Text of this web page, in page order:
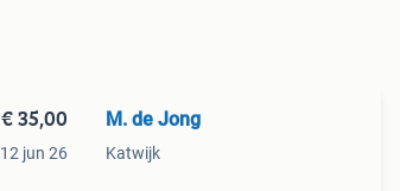
€ 35,00
12 jun 26
M. de Jong
Katwijk